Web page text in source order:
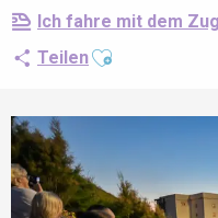
Ich fahre mit dem
TeilenAjouter aux